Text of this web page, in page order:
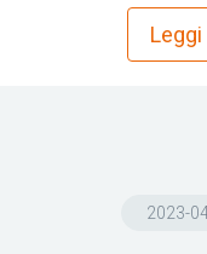
Leggi
2023-